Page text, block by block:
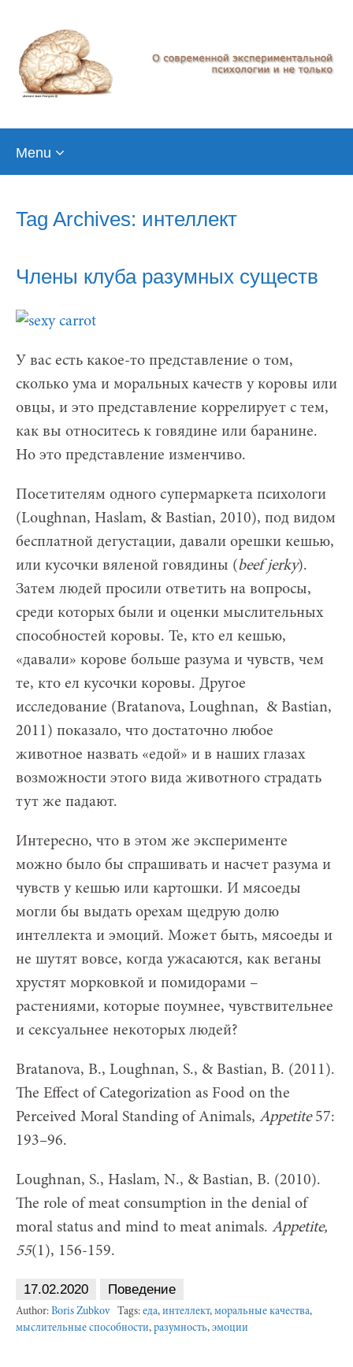
Menu
Tag Archives: интеллект
Члены клуба разумных существ
У вас есть какое-то представление о том,
сколько ума и моральных качеств у коровы или
овцы, и это представление коррелирует с тем,
как вы относитесь к говядине или баранине.
Но это представление изменчиво.
Посетителям одного супермаркета психологи
(Loughnan, Haslam, & Bastian, 2010), под видом
бесплатной дегустации, давали орешки кешью,
или кусочки вяленой говядины (beefjerky).
Затем людей просили ответить на вопросы,
среди которых были и оценки мыслительных
способностей коровы. Те, кто ел кешью,
«давали» корове больше разума и чувств, чем
те, кто ел кусочки коровы. Другое
исследование (Bratanova, Loughnan, & Bastian,
2011) показало, что достаточно любое
животное назвать «едой» и в наших глазах
возможности этого вида животного страдать
тут же падают.
Интересно, что в этом же эксперименте
можно было бы спрашивать и насчет разума и
чувств у кешью или картошки. И мясоеды
могли бы выдать орехам щедрую долю
интеллекта и эмоций. Может быть, мясоеды и
не шутят вовсе, когда ужасаются, как веганы
хрустят морковкой и помидорами –
растениями, которые поумнее, чувствительнее
и сексуальнее некоторых людей?
Bratanova, B., Loughnan, S., & Bastian, B. (2011).
The Effect of Categorization as Food on the
Perceived Moral Standing of Animals, Appetite57:
193–96.
Loughnan, S., Haslam, N., & Bastian, B. (2010).
The role of meat consumption in the denial of
moral status and mind to meat animals. Appetite,
55(1), 156-159.
17.02.2020 Поведение
Author: Boris Zubkov Tags: еда, интеллект, моральные качества,
мыслительные способности, разумность, эмоции